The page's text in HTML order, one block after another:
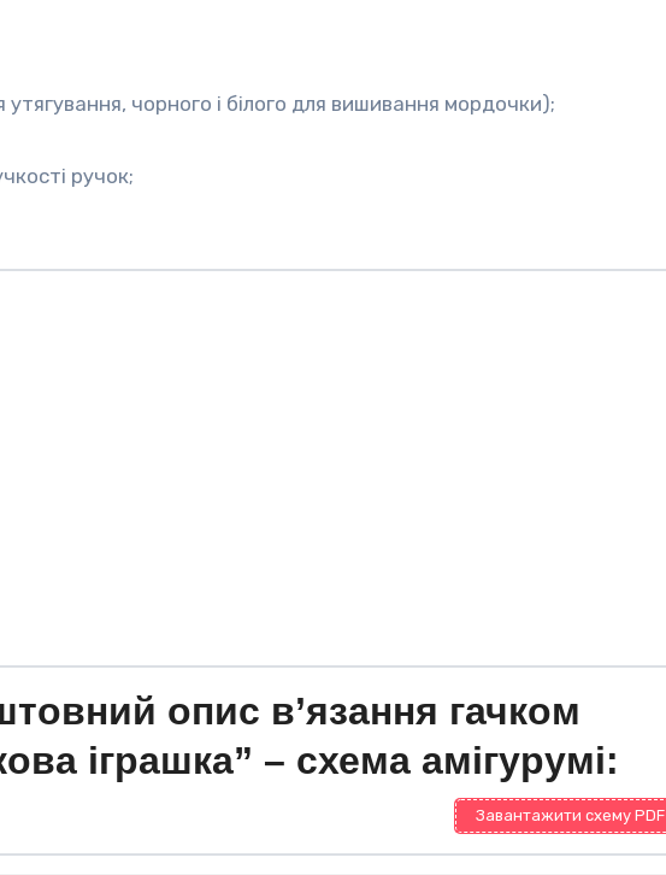
чорного і білого для вишивання мордочки);
ручок;
опис в’язання гачком
іграшка” – схема амігурумі:
Завантажити схему PDF